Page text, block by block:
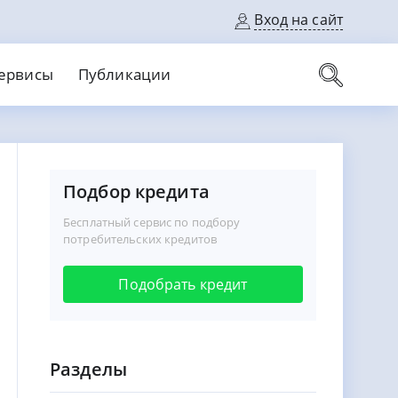
Вход на сайт
Без кредитной истории
Без процентов
Без справок
На банковский счет
На длительный срок
С кэшбеком
Публикации
Подбор кредита
Бесплатный сервис по подбору
потребительских кредитов
Подобрать кредит
Разделы